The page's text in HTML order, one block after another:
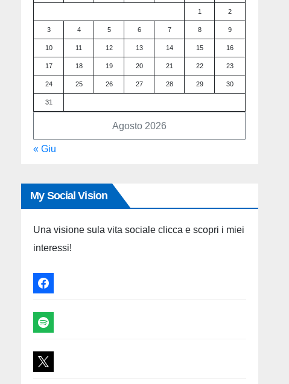
Agosto 2026
1 2
3 4 5 6 7 8 9
10 11 12 13 14 15 16
17 18 19 20 21 22 23
24 25 26 27 28 29 30
31
« Giu
My Social Vision
Una visione sula vita sociale clicca e scopri i miei
interessi!
facebook
spotify